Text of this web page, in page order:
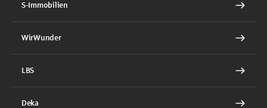
S-Immobilien
WirWunder
LBS
Deka